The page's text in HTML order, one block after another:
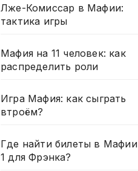
Лже-Комиссар в Мафии:
тактика игры
Мафия на 11 человек: как
распределить роли
Игра Мафия: как сыграть
втроём?
Где найти билеты в Мафии
1 для Фрэнка?